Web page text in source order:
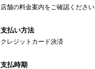
店舗の料金案内をご確認ください
支払い方法
クレジットカード決済
支払時期